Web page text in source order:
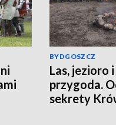
BYDGOSZCZ
Las, jezioro
przygoda.
sekrety